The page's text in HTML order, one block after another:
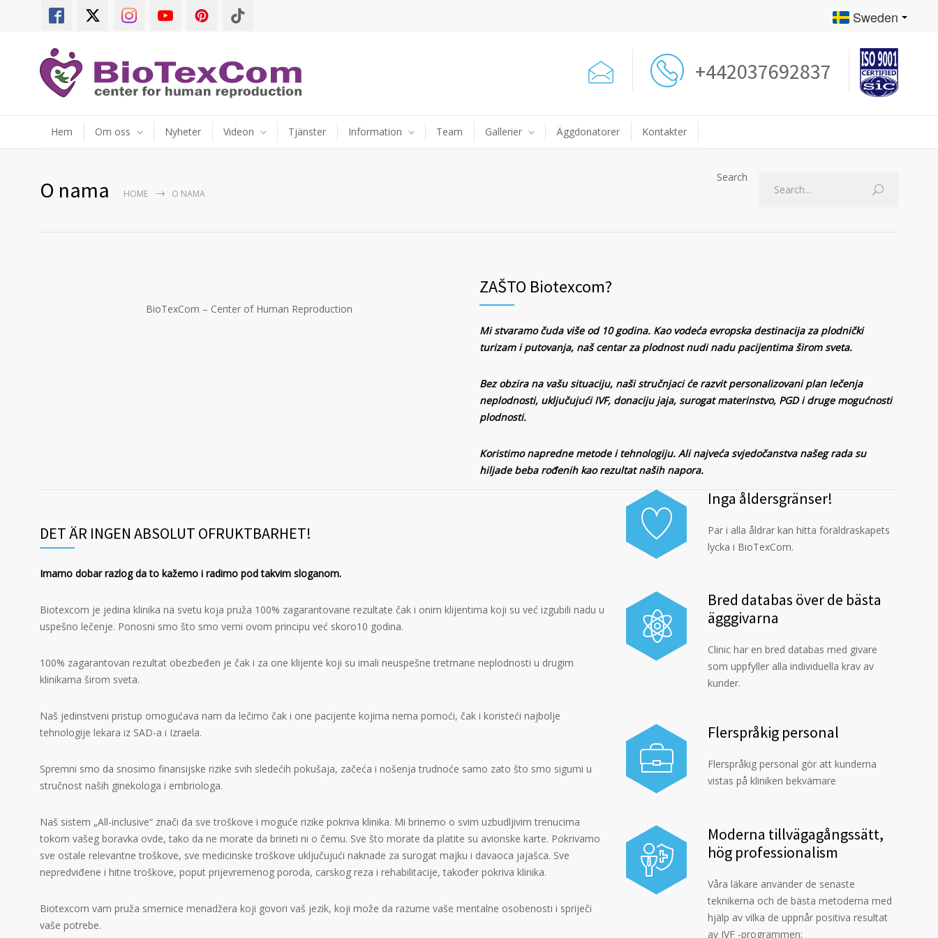
Sweden
+442037692837
Hem Om oss Nyheter Videon Tjänster Information Team Gallerier Äggdonatorer Kontakter
O nama HOME O NAMA
Search
BioTexCom – Center of Human Reproduction
ZAŠTO Biotexcom?
Mi stvaramo čuda više od 10 godina. Kao vodeća evropska destinacija za plodnički
turizam i putovanja, naš centar za plodnost nudi nadu pacijentima širom sveta.
Bez obzira na vašu situaciju, naši stručnjaci će razvit personalizovani plan lečenja
neplodnosti, uključujući IVF, donaciju jaja, surogat materinstvo, PGD i druge mogućnosti
plodnosti.
Koristimo napredne metode i tehnologiju. Ali najveća svjedočanstva našeg rada su
hiljade beba rođenih kao rezultat naših napora.
DET ÄR INGEN ABSOLUT OFRUKTBARHET!
Imamo dobar razlog da to kažemo i radimo pod takvim sloganom.
Biotexcom je jedina klinika na svetu koja pruža 100% zagarantovane rezultate čak i onim klijentima koji su već izgubili nadu u
uspešno lečenje. Ponosni smo što smo verni ovom principu već skoro10 godina.
100% zagarantovan rezultat obezbeđen je čak i za one klijente koji su imali neuspešne tretmane neplodnosti u drugim
klinikama širom sveta.
Naš jedinstveni pristup omogućava nam da lečimo čak i one pacijente kojima nema pomoći, čak i koristeći najbolje
tehnologije lekara iz SAD-a i Izraela.
Spremni smo da snosimo finansijske rizike svih sledećih pokušaja, začeća i nošenja trudnoće samo zato što smo sigurni u
stručnost naših ginekologa i embriologa.
Naš sistem „All-inclusive“ znači da sve troškove i moguće rizike pokriva klinika. Mi brinemo o svim uzbudljivim trenucima
tokom vašeg boravka ovde, tako da ne morate da brineti ni o čemu. Sve što morate da platite su avionske karte. Pokrivamo
sve ostale relevantne troškove, sve medicinske troškove uključujući naknade za surogat majku i davaoca jajašca. Sve
nepredviđene i hitne troškove, poput prijevremenog poroda, carskog reza i rehabilitacije, također pokriva klinika.
Biotexcom vam pruža smernice menadžera koji govori vaš jezik, koji može da razume vaše mentalne osobenosti i spriječi
vaše potrebe.
Inga åldersgränser!
Par i alla åldrar kan hitta föräldraskapets
lycka i BioTexCom.
Bred databas över de bästa
ägggivarna
Clinic har en bred databas med givare
som uppfyller alla individuella krav av
kunder.
Flerspråkig personal
Flerspråkig personal gör att kunderna
vistas på kliniken bekvämare
Moderna tillvägagångssätt,
hög professionalism
Våra läkare använder de senaste
teknikerna och de bästa metoderna med
hjälp av vilka de uppnår positiva resultat
av IVF -programmen: